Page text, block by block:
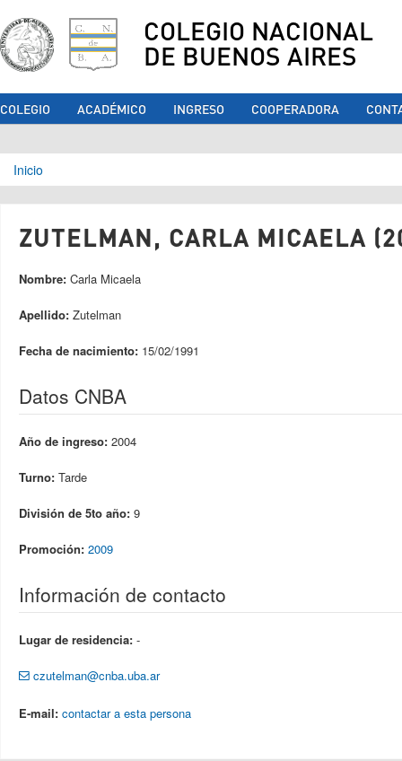
COLEGIO NACIONAL
DE BUENOS AIRES
COLEGIO ACADÉMICO INGRESO COOPERADORA
Se encuentra usted aquí
Inicio
ZUTELMAN, CARLA MICAELA
Nombre: Carla Micaela
Apellido: Zutelman
Fecha de nacimiento: 15/02/1991
Datos CNBA
Año de ingreso: 2004
Turno: Tarde
División de 5to año: 9
Promoción: 2009
Información de contacto
Lugar de residencia: -
czutelman@cnba.uba.ar
E-mail: contactar a esta persona